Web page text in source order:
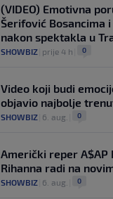
(VIDEO) Emotivna
Šerifović Bosancima
nakon spektakla u
SHOWBIZ prije 4 h 0
Video koji budi
objavio najbolje
SHOWBIZ 6. aug. 0
Američki reper A$AP
Rihanna radi na
SHOWBIZ 6. aug. 0